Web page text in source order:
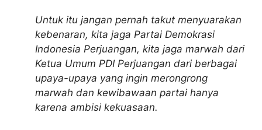
Untuk itu jangan pernah takut menyuarakan
kebenaran, kita jaga Partai Demokrasi
Indonesia Perjuangan, kita jaga marwah dari
Ketua Umum PDI Perjuangan dari berbagai
upaya-upaya yang ingin merongrong
marwah dan kewibawaan partai hanya
karena ambisi kekuasaan.